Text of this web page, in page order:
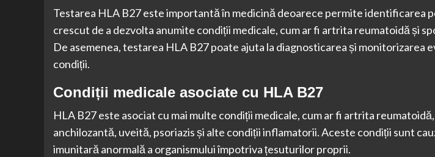
Testarea HLA B27 este importantă în medicină deoarece permite identificarea
crescut de a dezvolta anumite condiții medicale, cum ar fi artrita reumatoidă și
De asemenea, testarea HLA B27 poate ajuta la diagnosticarea și monitorizarea
condiții.
Condiții medicale asociate cu HLA B27
HLA B27 este asociat cu mai multe condiții medicale, cum ar fi artrita
anchilozantă, uveită, psoriazis și alte condiții inflamatorii. Aceste condiții sunt
imunitară anormală a organismului împotriva țesuturilor proprii.